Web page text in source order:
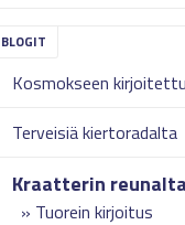
Kosmokseen
Terveisiä kiertoradalta
Kraatterin reunalta
Tuorein kirjoitus